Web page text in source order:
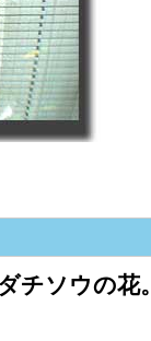
チソウの花